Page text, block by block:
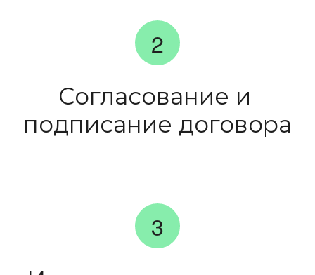
Согласование и
подписание договора